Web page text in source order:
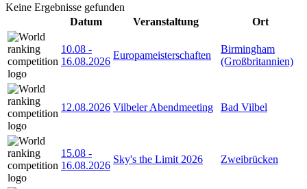
Keine Ergebnisse gefunden
Datum
Veranstaltung Ort
10.08 -
16.08.2026
Europameisterschaften
Birmingham
(Großbritannien)
12.08.2026 Vilbeler Abendmeeting Bad Vilbel
15.08 -
16.08.2026
Sky's the Limit 2026 Zweibrücken